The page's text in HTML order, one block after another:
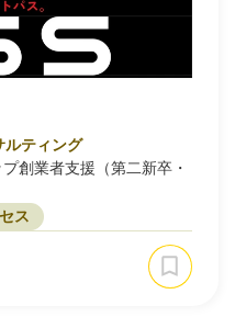
ティング
創業者支援（第二新卒・
ス